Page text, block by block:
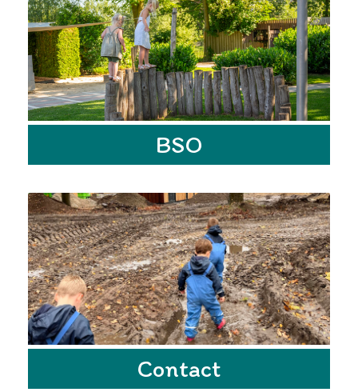
Tarieven
Contact
BSO
Contact